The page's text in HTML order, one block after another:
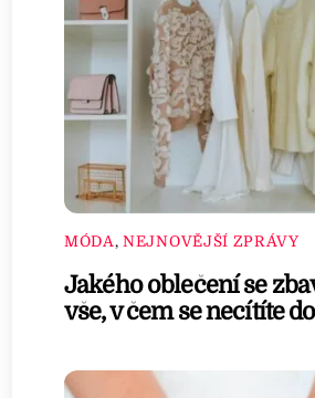
MÓDA ,NEJNOVĚJŠÍ ZPRÁVY
Jakého oblečení se
vše, v čem se necítíte